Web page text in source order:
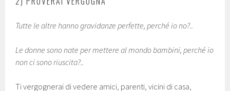
Tutte le altre hanno gravidanze perfette, perché io no?..
Le donne sono nate per mettere al mondo bambini, perché io
non ci sono riuscita?..
Ti vergognerai di vedere amici, parenti, vicini di casa,